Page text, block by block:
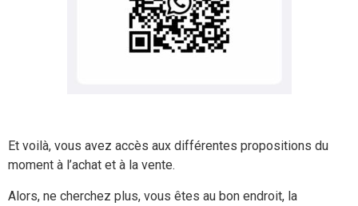
Et voilà, vous avez accès aux différentes propositions du
moment à l’achat et à la vente.
Alors, ne cherchez plus, vous êtes au bon endroit, la